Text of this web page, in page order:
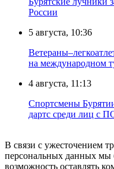
России
5 августа, 10:36
на международном
4 августа, 11:13
Спортсмены
дартс среди лиц с
В связи с ужесточением
персональных данных
возможность оставлять